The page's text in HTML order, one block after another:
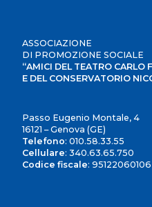
ASSOCIAZIONE
DI PROMOZIONE SOCIALE
“AMICI DEL TEATRO CARLO
E DEL CONSERVATORIO
Passo Eugenio Montale, 4
16121 – Genova (GE)
Telefono:010.58.33.55
Cellulare:340.63.65.750
Codice fiscale: 95122060106